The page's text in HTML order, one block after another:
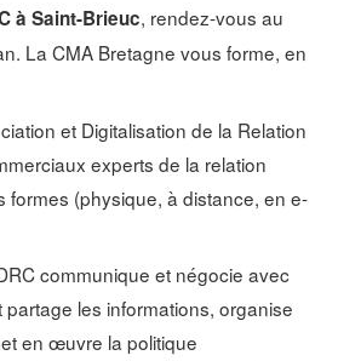
à Saint-Brieuc, rendez-vous au
La CMA Bretagne vous forme, en
et Digitalisation de la Relation
experts de la relation
formes (physique, à distance, en e-
communique et négocie avec
partage les informations, organise
en œuvre la politique